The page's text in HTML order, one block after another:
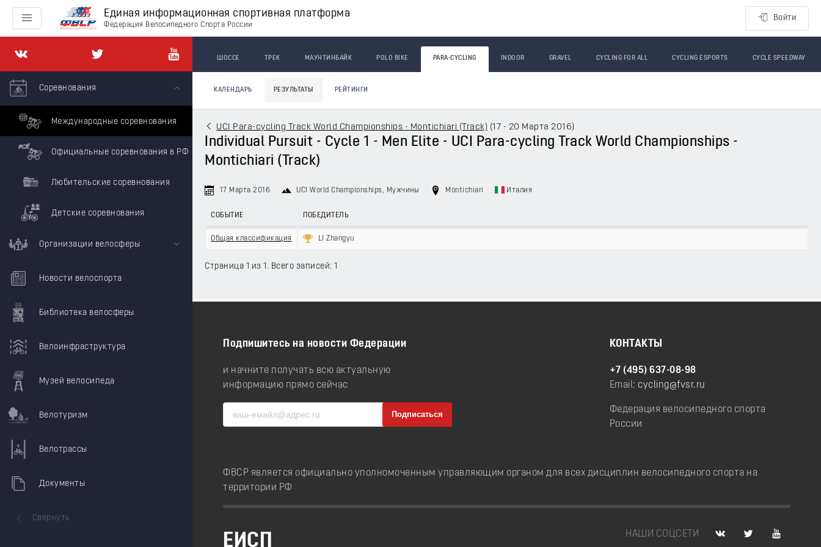
Единая информационная спортивная платформа
Федерация Велосипедного Спорта России
Войти
Соревнования
Международные соревнования
Официальные соревнования в РФ
Любительские соревнования
Детские соревнования
Организации велосферы
Новости велоспорта
Библиотека велосферы
Велоинфраструктура
Музей велосипеда
Велотуризм
Велотрассы
Документы
Свернуть
ШОССЕ ТРЕК МАУНТИНБАЙК POLO BIKE PARA-CYCLING INDOOR GRAVEL CYCLING FOR ALL CYCLING ESPORTS CYCLE SPEEDWAY
КАЛЕНДАРЬ РЕЗУЛЬТАТЫ РЕЙТИНГИ
UCI Para-cycling Track World Championships - Montichiari (Track) (17 - 20 Марта 2016)
Individual Pursuit - Cycle 1 - Men Elite - UCI Para-cycling Track World Championships -
Montichiari (Track)
17 Марта 2016 UCI World Championships , Мужчины Montichiari Италия
СОБЫТИЕ ПОБЕДИТЕЛЬ
Общая классификация LI Zhangyu
Страница 1 из 1. Всего записей: 1
Подпишитесь на новости Федерации
и начните получать всю актуальную
информацию прямо сейчас
КОНТАКТЫ
+7 (495) 637-08-98
Email: cycling@fvsr.ru
Федерация велосипедного спорта
России
ФВСР является официально уполномоченным управляющим органом для всех дисциплин велосипедного спорта на
территории РФ
НАШИ СОЦСЕТИ
ЕИСП